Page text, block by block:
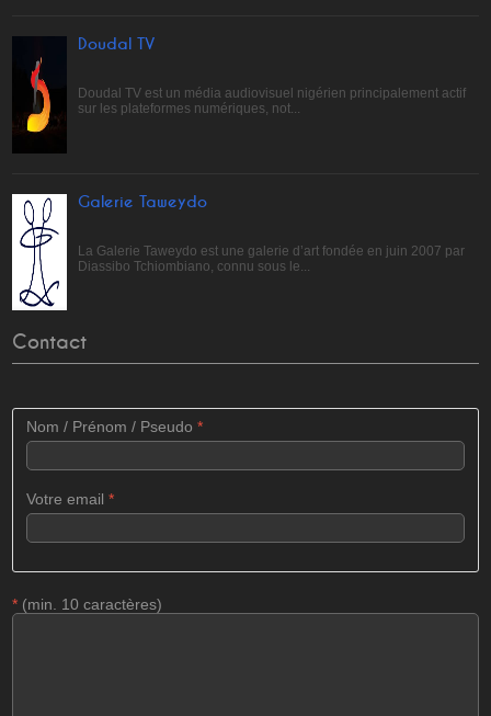
Doudal TV
Doudal TV est un média audiovisuel nigérien principalement actif
sur les plateformes numériques, not...
Galerie Taweydo
La Galerie Taweydo est une galerie d’art fondée en juin 2007 par
Diassibo Tchiombiano, connu sous le...
Contact
Nom / Prénom / Pseudo*
Votre email*
* (min. 10 caractères)